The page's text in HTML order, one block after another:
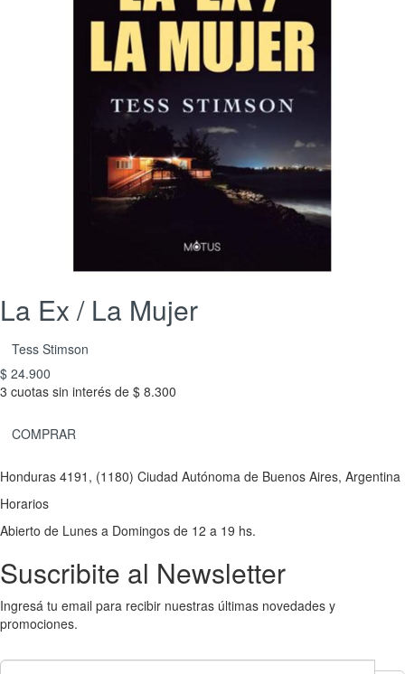
La Ex / La Mujer
Tess Stimson
$ 24.900
3 cuotas sin interés de $ 8.300
COMPRAR
Honduras 4191, (1180) Ciudad Autónoma de Buenos Aires, Argentina
Horarios
Abierto de Lunes a Domingos de 12 a 19 hs.
Suscribite al Newsletter
Ingresá tu email para recibir nuestras últimas novedades y
promociones.